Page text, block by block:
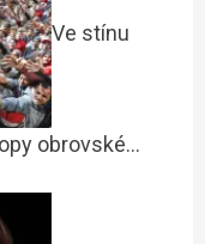
Ve stínu
obrovské…